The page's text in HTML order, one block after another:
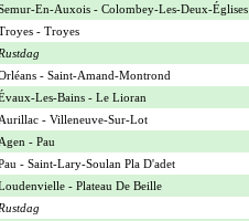
En-Auxois - Colombey-Les-Deux-Églises
- Troyes
Rustdag
- Saint-Amand-Montrond
Les-Bains - Le Lioran
Aurillac - Villeneuve-Sur-Lot
Agen - Pau
- Saint-Lary-Soulan Pla D'adet
- Plateau De Beille
Rustdag